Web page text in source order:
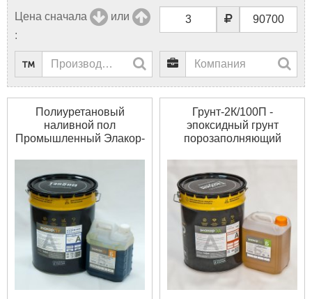
Цена сначала
или
:
Полиуретановый
наливной пол
Промышленный Элакор-
полиуретановый
двухкомпонентный
состав для устройства
наливных и
кварцнаполненных
покрытий полов в
помещениях со
средними и высокими
нагрузками. После
Грунт-2К/100П -
эпоксидный грунт
порозаполняющий
порозаполняющая
эпоксидная грунтовка по
бетону -
двухкомпонентная. Для
грунтования
минеральных
капиллярно пористых и
металлических